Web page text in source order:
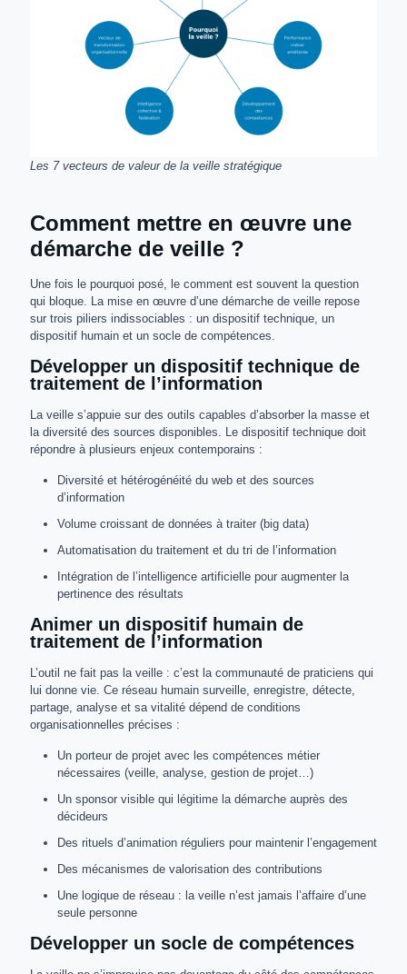
Les 7 vecteurs de valeur de la veille stratégique
Comment mettre en œuvre une
démarche de veille ?
Une fois le pourquoi posé, le comment est souvent la question
qui bloque. La mise en œuvre d’une démarche de veille repose
sur trois piliers indissociables : un dispositif technique, un
dispositif humain et un socle de compétences.
Développer un dispositif technique de
traitement de l’information
La veille s’appuie sur des outils capables d’absorber la masse et
la diversité des sources disponibles. Le dispositif technique doit
répondre à plusieurs enjeux contemporains :
Diversité et hétérogénéité du web et des sources
d’information
Volume croissant de données à traiter (big data)
Automatisation du traitement et du tri de l’information
Intégration de l’intelligence artificielle pour augmenter la
pertinence des résultats
Animer un dispositif humain de
traitement de l’information
L’outil ne fait pas la veille : c’est la communauté de praticiens qui
lui donne vie. Ce réseau humain surveille, enregistre, détecte,
partage, analyse et sa vitalité dépend de conditions
organisationnelles précises :
Un porteur de projet avec les compétences métier
nécessaires (veille, analyse, gestion de projet…)
Un sponsor visible qui légitime la démarche auprès des
décideurs
Des rituels d’animation réguliers pour maintenir l’engagement
Des mécanismes de valorisation des contributions
Une logique de réseau : la veille n’est jamais l’affaire d’une
seule personne
Développer un socle de compétences